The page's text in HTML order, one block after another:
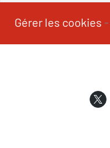
Gérer les cookies -